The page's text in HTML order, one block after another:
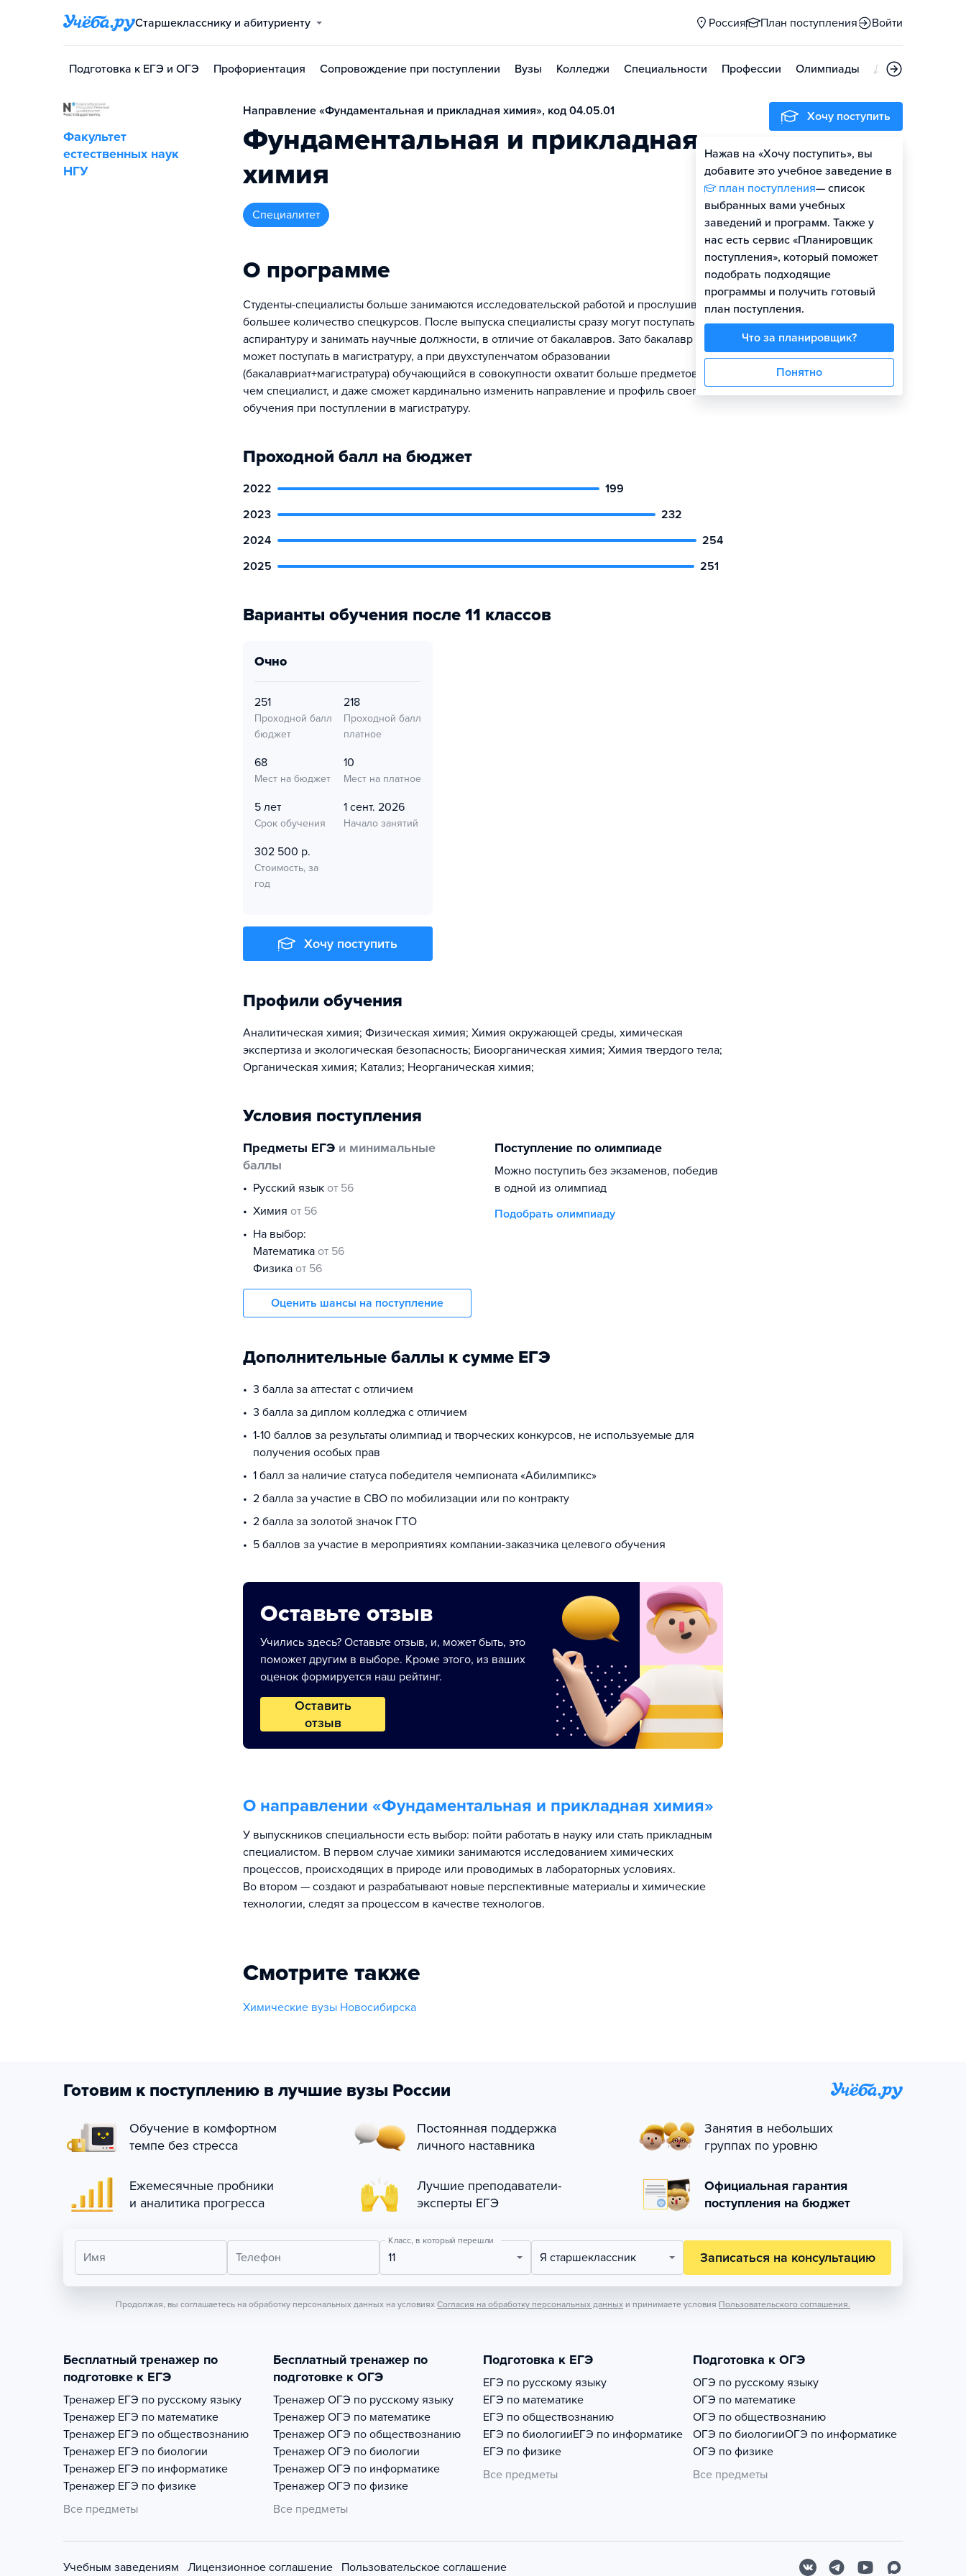
Старшекласснику и абитуриенту Россия План поступления Войти
Подготовка к ЕГЭ и ОГЭ Профориентация Сопровождение при поступлении Вузы Колледжи Специальности Профессии Олимпиады Дни открытых
Факультет
естественных наук
НГУ
Направление «Фундаментальная и прикладная химия», код 04.05.01
Фундаментальная и прикладная
химия
специалитет
О программе
Студенты-специалисты больше занимаются исследовательской работой и прослушивают
большее количество спецкурсов. После выпуска специалисты сразу могут поступать в
аспирантуру и занимать научные должности, в отличие от бакалавров. Зато бакалавр
может поступать в магистратуру, а при двухступенчатом образовании
(бакалавриат+магистратура) обучающийся в совокупности охватит больше предметов,
чем специалист, и даже сможет кардинально изменить направление и профиль своего
обучения при поступлении в магистратуру.
Проходной балл на бюджет
2022
199
2023
232
2024
254
2025
251
Варианты обучения после 11 классов
очно
251
Проходной балл
бюджет
218
Проходной балл
платное
68
Мест на бюджет
10
Мест на платное
5 лет
Срок обучения
1 сент. 2026
Начало занятий
302 500 р.
Стоимость, за
год
Хочу поступить
Профили обучения
Аналитическая химия; Физическая химия; Химия окружающей среды, химическая
экспертиза и экологическая безопасность; Биоорганическая химия; Химия твердого тела;
Органическая химия; Катализ; Неорганическая химия;
Условия поступления
Предметы ЕГЭ и минимальные
баллы
русский язык от 56
химия от 56
На выбор:
математика от 56
физика от 56
Оценить шансы на поступление
Поступление по олимпиаде
Можно поступить без экзаменов, победив
в одной из олимпиад
Подобрать олимпиаду
Дополнительные баллы к сумме ЕГЭ
3 балла за аттестат с отличием
3 балла за диплом колледжа с отличием
1-10 баллов за результаты олимпиад и творческих конкурсов, не используемые для
получения особых прав
1 балл за наличие статуса победителя чемпионата «Абилимпикс»
2 балла за участие в СВО по мобилизации или по контракту
2 балла за золотой значок ГТО
5 баллов за участие в мероприятиях компании-заказчика целевого обучения
Оставьте отзыв
Учились здесь? Оставьте отзыв, и, может быть, это
поможет другим в выборе. Кроме этого, из ваших
оценок формируется наш рейтинг.
Оставить
отзыв
О направлении «Фундаментальная и прикладная химия»
У выпускников специальности есть выбор: пойти работать в науку или стать прикладным
специалистом. В первом случае химики занимаются исследованием химических
процессов, происходящих в природе или проводимых в лабораторных условиях.
Во втором — создают и разрабатывают новые перспективные материалы и химические
технологии, следят за процессом в качестве технологов.
Смотрите также
Химические вузы Новосибирска
Хочу поступить
Нажав на «Хочу поступить», вы
добавите это учебное заведение в
план поступления— список
выбранных вами учебных
заведений и программ. Также у
нас есть сервис «Планировщик
поступления», который поможет
подобрать подходящие
программы и получить готовый
план поступления.
Что за планировщик?
Понятно
Оценить шансы
Готовим к поступлению в лучшие вузы России
Обучение в комфортном
темпе без стресса
Постоянная поддержка
личного наставника
Занятия в небольших
группах по уровню
Ежемесячные пробники
и аналитика прогресса
Лучшие преподаватели-
эксперты ЕГЭ
Официальная гарантия
поступления на бюджет
Имя Телефон
Класс, в который перешли
11 Я старшеклассник Записаться на консультацию
Продолжая, вы соглашаетесь на обработку персональных данных на условиях Согласия на обработку персональных данных и принимаете условия Пользовательского соглашения.
Бесплатный тренажер по
подготовке к ЕГЭ
Тренажер ЕГЭ по русскому языку
Тренажер ЕГЭ по математике
Тренажер ЕГЭ по обществознанию
Тренажер ЕГЭ по биологии
Тренажер ЕГЭ по информатике
Тренажер ЕГЭ по физике
Все предметы
Бесплатный тренажер по
подготовке к ОГЭ
Тренажер ОГЭ по русскому языку
Тренажер ОГЭ по математике
Тренажер ОГЭ по обществознанию
Тренажер ОГЭ по биологии
Тренажер ОГЭ по информатике
Тренажер ОГЭ по физике
Все предметы
Подготовка к ЕГЭ
ЕГЭ по русскому языку
ЕГЭ по математике
ЕГЭ по обществознанию
ЕГЭ по биологииЕГЭ по информатике
ЕГЭ по физике
Все предметы
Подготовка к ОГЭ
ОГЭ по русскому языку
ОГЭ по математике
ОГЭ по обществознанию
ОГЭ по биологииОГЭ по информатике
ОГЭ по физике
Все предметы
Учебным заведениям Лицензионное соглашение Пользовательское соглашение